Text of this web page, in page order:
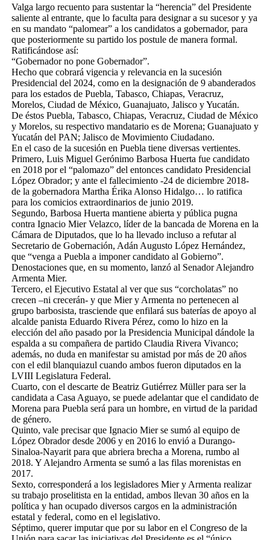
Valga largo recuento para sustentar la “herencia” del Presidente
saliente al entrante, que lo faculta para designar a su sucesor y ya
en su mandato “palomear” a los candidatos a gobernador, para
que posteriormente su partido los postule de manera formal.
Ratificándose así:
“Gobernador no pone Gobernador”.
Hecho que cobrará vigencia y relevancia en la sucesión
Presidencial del 2024, como en la designación de 9 abanderados
para los estados de Puebla, Tabasco, Chiapas, Veracruz,
Morelos, Ciudad de México, Guanajuato, Jalisco y Yucatán.
De éstos Puebla, Tabasco, Chiapas, Veracruz, Ciudad de México
y Morelos, su respectivo mandatario es de Morena; Guanajuato y
Yucatán del PAN; Jalisco de Movimiento Ciudadano.
En el caso de la sucesión en Puebla tiene diversas vertientes.
Primero, Luis Miguel Gerónimo Barbosa Huerta fue candidato
en 2018 por el “palomazo” del entonces candidato Presidencial
López Obrador; y ante el fallecimiento -24 de diciembre 2018-
de la gobernadora Martha Érika Alonso Hidalgo… lo ratifica
para los comicios extraordinarios de junio 2019.
Segundo, Barbosa Huerta mantiene abierta y pública pugna
contra Ignacio Mier Velazco, líder de la bancada de Morena en la
Cámara de Diputados, que lo ha llevado incluso a refutar al
Secretario de Gobernación, Adán Augusto López Hernández,
que “venga a Puebla a imponer candidato al Gobierno”.
Denostaciones que, en su momento, lanzó al Senador Alejandro
Armenta Mier.
Tercero, el Ejecutivo Estatal al ver que sus “corcholatas” no
crecen –ni crecerán- y que Mier y Armenta no pertenecen al
grupo barbosista, trasciende que enfilará sus baterías de apoyo al
alcalde panista Eduardo Rivera Pérez, como lo hizo en la
elección del año pasado por la Presidencia Municipal dándole la
espalda a su compañera de partido Claudia Rivera Vivanco;
además, no duda en manifestar su amistad por más de 20 años
con el edil blanquiazul cuando ambos fueron diputados en la
LVIII Legislatura Federal.
Cuarto, con el descarte de Beatriz Gutiérrez Müller para ser la
candidata a Casa Aguayo, se puede adelantar que el candidato de
Morena para Puebla será para un hombre, en virtud de la paridad
de género.
Quinto, vale precisar que Ignacio Mier se sumó al equipo de
López Obrador desde 2006 y en 2016 lo envió a Durango-
Sinaloa-Nayarit para que abriera brecha a Morena, rumbo al
2018. Y Alejandro Armenta se sumó a las filas morenistas en
2017.
Sexto, corresponderá a los legisladores Mier y Armenta realizar
su trabajo proselitista en la entidad, ambos llevan 30 años en la
política y han ocupado diversos cargos en la administración
estatal y federal, como en el legislativo.
Séptimo, querer imputar que por su labor en el Congreso de la